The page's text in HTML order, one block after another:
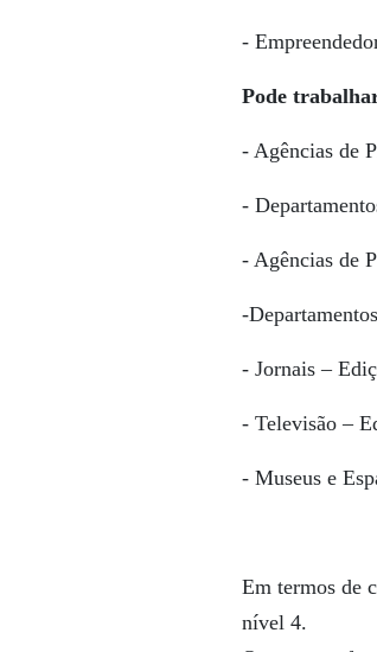
-
Pode
- Agências de
-
- Agências de
-
- Jornais –
- Televisão –
- Museus e
Em termos de
nível 4.